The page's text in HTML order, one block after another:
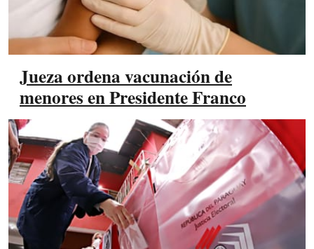
Jueza ordena vacunación de
menores en Presidente Franco